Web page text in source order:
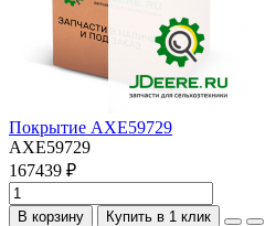
Покрытие AXE59729
AXE59729
167439 ₽
В корзину Купить в 1 клик